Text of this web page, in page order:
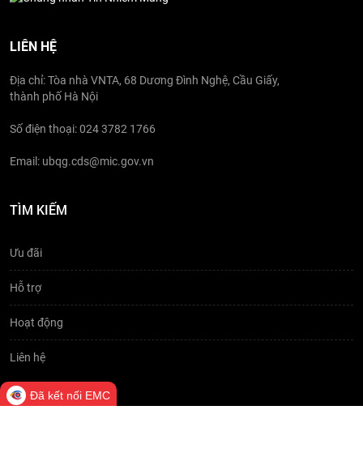
LIÊN HỆ
Địa chỉ: Tòa nhà VNTA, 68 Dương Đình Nghệ, Cầu Giấy,
thành phố Hà Nội
Số điện thoại: 024 3782 1766
Email: ubqg.cds@mic.gov.vn
TÌM KIẾM
Ưu đãi
Hỗ trợ
Hoạt động
Liên hệ
Đã kết nối EMC